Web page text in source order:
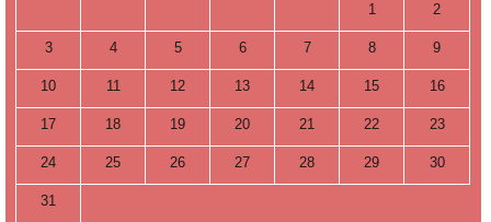
1 2
3 4 5 6 7 8 9
10 11 12 13 14 15 16
17 18 19 20 21 22 23
24 25 26 27 28 29 30
31